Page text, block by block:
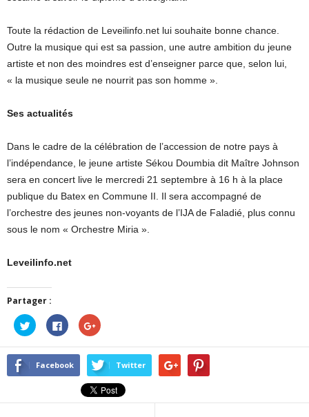
Toute la rédaction de Leveilinfo.net lui souhaite bonne chance.
Outre la musique qui est sa passion, une autre ambition du jeune
artiste et non des moindres est d’enseigner parce que, selon lui,
« la musique seule ne nourrit pas son homme ».
Ses actualités
Dans le cadre de la célébration de l’accession de notre pays à
l’indépendance, le jeune artiste Sékou Doumbia dit Maître Johnson
sera en concert live le mercredi 21 septembre à 16 h à la place
publique du Batex en Commune II. Il sera accompagné de
l’orchestre des jeunes non-voyants de l’IJA de Faladié, plus connu
sous le nom « Orchestre Miria ».
Leveilinfo.net
Partager :
Cliquez
pour
partager
sur
Twitter(ouvre
dans
Cliquez
pour
partager
sur
Facebook(ouvre
dans
nouvelle
fenêtre)
Cliquez
pour
sur
Google+
(ouvre
dans
une
nouvelle
fenêtre)
Facebook Twitter